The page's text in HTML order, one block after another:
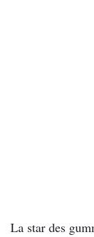
La star des